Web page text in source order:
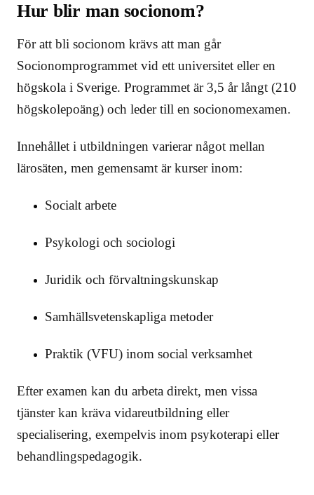
Hur blir man socionom?
För att bli socionom krävs att man går
Socionomprogrammet vid ett universitet eller en
högskola i Sverige. Programmet är 3,5 år långt (210
högskolepoäng) och leder till en socionomexamen.
Innehållet i utbildningen varierar något mellan
lärosäten, men gemensamt är kurser inom:
Socialt arbete
Psykologi och sociologi
Juridik och förvaltningskunskap
Samhällsvetenskapliga metoder
Praktik (VFU) inom social verksamhet
Efter examen kan du arbeta direkt, men vissa
tjänster kan kräva vidareutbildning eller
specialisering, exempelvis inom psykoterapi eller
behandlingspedagogik.